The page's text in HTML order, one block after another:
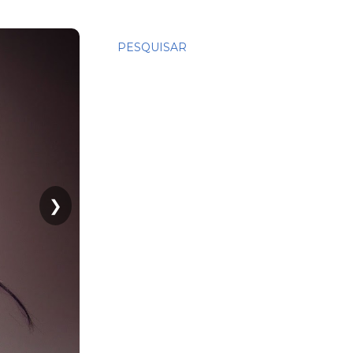
PESQUISAR
❯